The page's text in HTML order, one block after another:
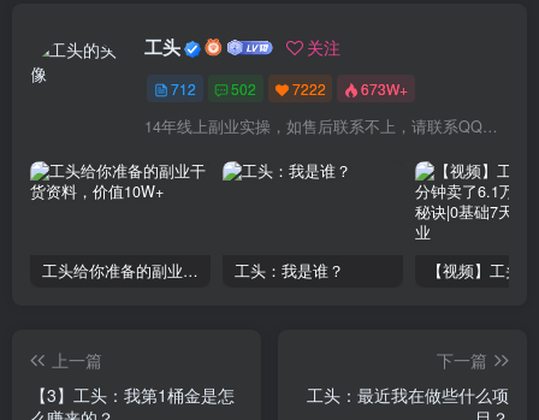
工头 关注
712 502 7222 673W+
14年线上副业实操，如售后联系不上，请联系QQ：1841000000（6个0）或拨打交付合同中的联系电话！
工头给你准备的副业干货资料，价值10W+ 工头：我是谁？
上一篇
【3】工头：我第1桶金是怎
下一篇
工头：最近我在做些什么项